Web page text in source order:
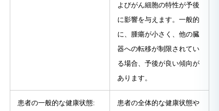
よびがん細胞の特性が予後
に影響を与えます。一般的
に、腫瘍が小さく、他の臓
器への転移が制限されてい
る場合、予後が良い傾向が
あります。
患者の一般的な健康状態:
患者の全体的な健康状態や